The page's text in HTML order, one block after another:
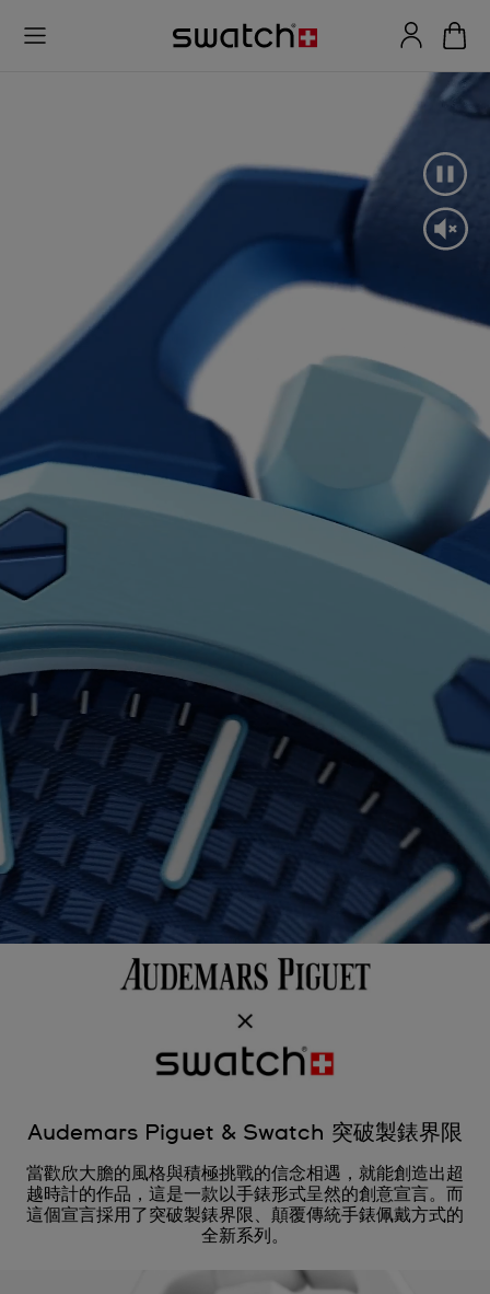
Audemars Piguet & Swatch 突破製錶界限
當歡欣大膽的風格與積極挑戰的信念相遇，就能創造出超
越時計的作品，這是一款以手錶形式呈然的創意宣言。而
這個宣言採用了突破製錶界限、顛覆傳統手錶佩戴方式的
全新系列。